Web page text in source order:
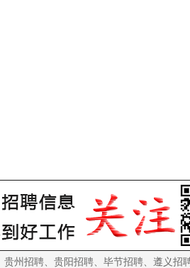
贵州招聘、 贵阳招聘、 毕节招聘、 遵义招